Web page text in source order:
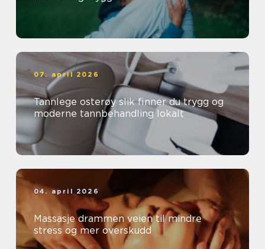
07. april 2026
Tannlege osterøy slik finner du trygg og
moderne tannbehandling lokalt
04. april 2026
Massasje drammen veien til mindre
stress og mer overskudd